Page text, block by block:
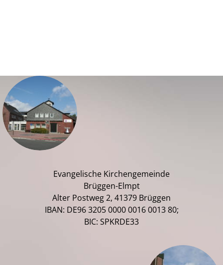
Evangelische Kirchengemeinde
Brüggen-Elmpt
Alter Postweg 2, 41379 Brüggen
IBAN: DE96 3205 0000 0016 0013 80;
BIC: SPKRDE33